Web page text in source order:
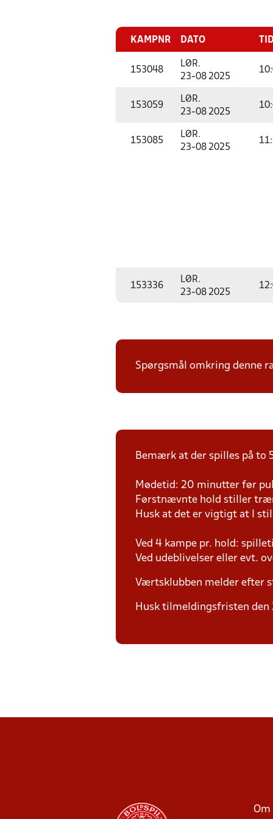
KAMPNR DATO TID
153048
LØR.
23-08 2025
153059
LØR.
23-08 2025
153085
LØR.
23-08 2025
153336
LØR.
23-08 2025
Spørgsmål omkring denne
Bemærk at der spilles på to
Mødetid: 20 minutter før
Førstnævnte hold stiller
Husk at det er vigtigt at I
Ved 4 kampe pr. hold:
Ved udeblivelser eller evt.
Værtsklubben melder efter
Husk tilmeldingsfristen den
Om